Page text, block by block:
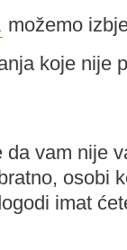
možemo
koje nije
vam nije
osobi
imat